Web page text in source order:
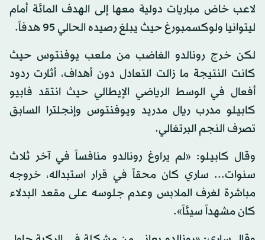
لاعب خاض مباريات دولية معها إلى الهدف المائة أمام
ليتوانيا ولوكسمبورغ حيث يبلغ رصيده الحالي 95 هدفاً.
لكن خرج رونالدو الغاضب من ملعب يوفنتوس حيث
كانت النتيجة ما زالت التعادل دون أهداف، أثارت ردود
أفعال في الوسط الرياضي الإيطالي حيث انتقد فابيو
كابيلو مدرب ريال مدريد ويوفنتوس وإنجلترا السابق
تصرف النجم البرتغالي.
وقال كابيلو: «لم يراوغ رونالدو منافساً في آخر ثلاث
سنوات... ساري كان محقاً في قرار استبداله، خروجه
مباشرة لغرف الملابس وعدم جلوسه على مقعد البدلاء
كان مشهداً سيئاً».